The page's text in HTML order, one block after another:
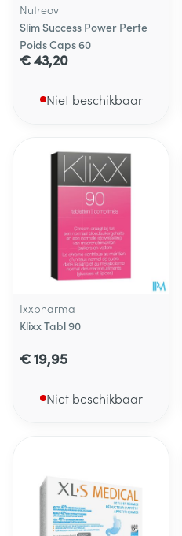
Nutreov
Slim Success Power Perte
Poids Caps 60
€ 43,20
Niet beschikbaar
Ixxpharma
Klixx Tabl 90
€ 19,95
Niet beschikbaar